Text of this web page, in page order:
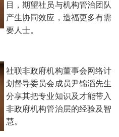
目，期望社员与机构管治团队
产生协同效应，造福更多有需
要人士。
社联非政府机构董事会网络计
划督导委员会成员尹锦滔先生
分享其把专业知识及才能带入
非政府机构管治层的经验及智
慧。